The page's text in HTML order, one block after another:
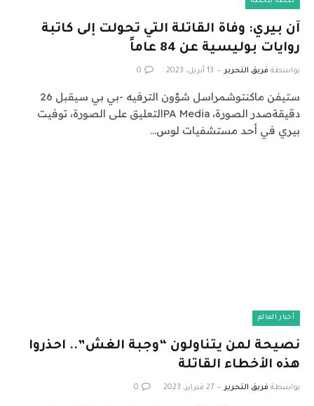
آن بيري: وفاة القاتلة التي تحولت إلى كاتبة
روايات بوليسية عن 84 عاماً
بواسطة فريق التحرير 13 أبريل، 2023 0
ستيفن ماكنتوشمراسل شؤون الترفيه -بي بي سيقبل 26
دقيقةصدر الصورة، PA Mediaالتعليق على الصورة، توفيت
بيري في أحد مستشفيات لوس…
أخبار العالم
نصيحة لمن يتناولون “وجبة الغش”.. احذروا
هذه الأخطاء القاتلة
بواسطة فريق التحرير 27 فبراير، 2023 0